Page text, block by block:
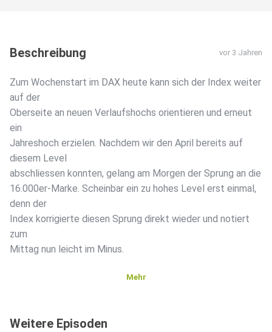
Beschreibung vor 3 Jahren
Zum Wochenstart im DAX heute kann sich der Index weiter
auf der
Oberseite an neuen Verlaufshochs orientieren und erneut
ein
Jahreshoch erzielen. Nachdem wir den April bereits auf
diesem Level
abschliessen konnten, gelang am Morgen der Sprung an die
16.000er-Marke. Scheinbar ein zu hohes Level erst einmal,
denn der
Index korrigierte diesen Sprung direkt wieder und notiert
zum
Mittag nun leicht im Minus.
Mehr
Weitere Episoden